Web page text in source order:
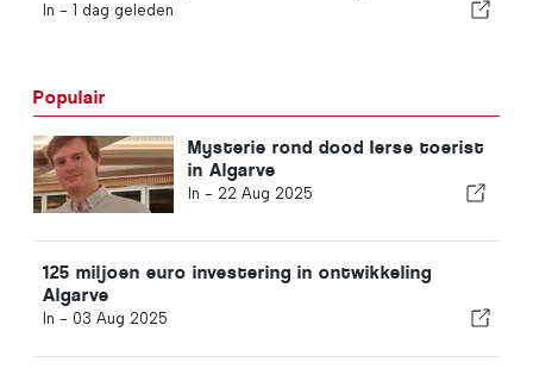
In - 1 dag geleden
Populair
Mysterie rond dood Ierse toerist
in Algarve
In - 22 Aug 2025
125 miljoen euro investering in ontwikkeling
Algarve
In - 03 Aug 2025